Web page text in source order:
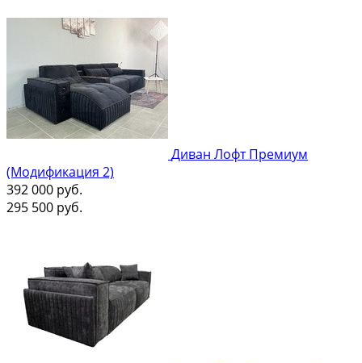
Диван Лофт Премиум
(Модификация 2)
392 000 руб.
295 500 руб.